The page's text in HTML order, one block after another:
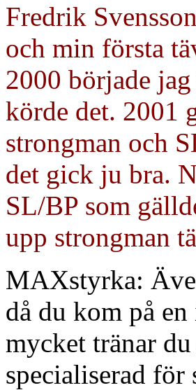
Fredrik
och min första
2000 började
körde det. 2001
strongman och
det gick ju bra.
SL/BP som
upp strongman
MAXstyrka:
då du kom på
mycket tränar
specialiserad för